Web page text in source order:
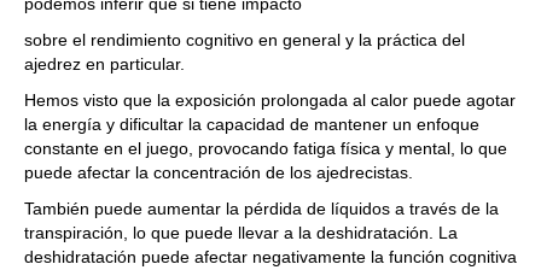
sobre el rendimiento cognitivo en general y la práctica del
ajedrez en particular.
Hemos visto que la exposición prolongada al calor puede agotar
la energía y dificultar la capacidad de mantener un enfoque
constante en el juego, provocando fatiga física y mental, lo que
puede afectar la concentración de los ajedrecistas.
También puede aumentar la pérdida de líquidos a través de la
transpiración, lo que puede llevar a la deshidratación. La
deshidratación puede afectar negativamente la función cognitiva